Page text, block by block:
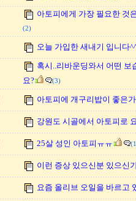
아토피에게 가장 필요한 것
(2)
오늘 가입한 새내기 입니다
혹시..리바운딩와서 어떤
요?
(3)
아토피에 개구리밥이 좋은
강원도 시골에서 아토피로
25살 성인 아토피ㅠㅠ
이런 증상 있으신분 있으신
요즘 올리브 오일을 바르고